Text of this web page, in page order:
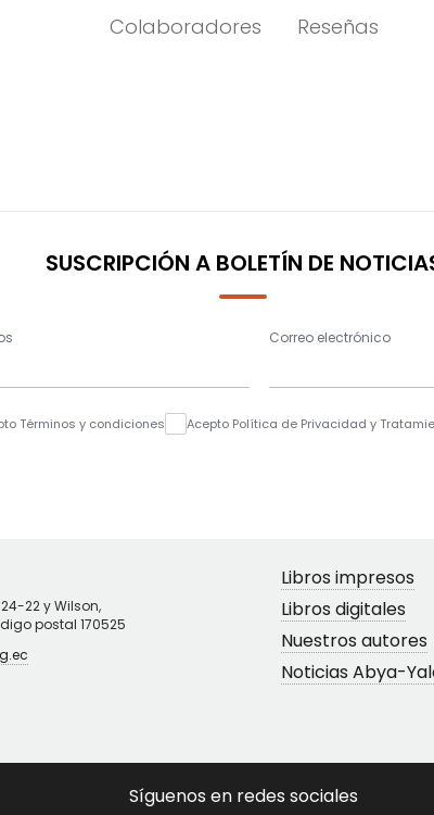
Colaboradores Reseñas
SUSCRIPCIÓN A BOLETÍN DE
Correo electrónico
Términos y condiciones Acepto Política de Privacidad y
22 y Wilson,
postal 170525
Libros impresos
Libros digitales
Nuestros autores
Noticias Abya-
Síguenos en redes sociales